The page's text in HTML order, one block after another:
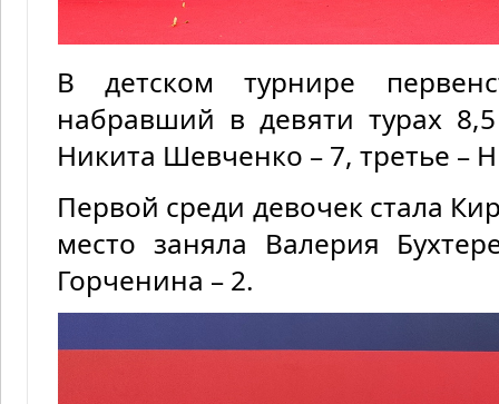
В детском турнире
набравший в девяти турах
Никита Шевченко – 7, третье –
Первой среди девочек стала
место заняла Валерия
Горченина – 2.